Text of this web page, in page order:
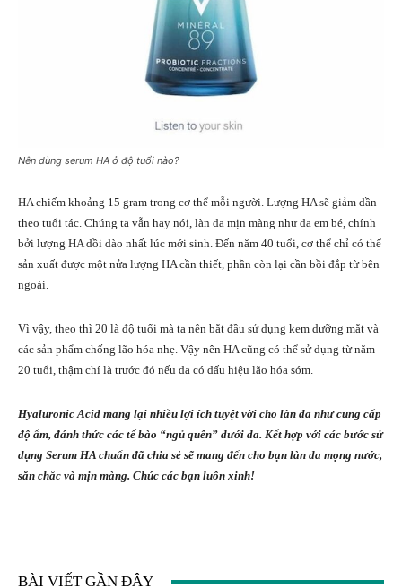
Nên dùng serum HA ở độ tuổi nào?
HA chiếm khoảng 15 gram trong cơ thể mỗi người. Lượng HA sẽ giảm dần
theo tuổi tác. Chúng ta vẫn hay nói, làn da mịn màng như da em bé, chính
bởi lượng HA dồi dào nhất lúc mới sinh. Đến năm 40 tuổi, cơ thể chỉ có thể
sản xuất được một nửa lượng HA cần thiết, phần còn lại cần bồi đắp từ bên
ngoài.
Vì vậy, theo thì 20 là độ tuổi mà ta nên bắt đầu sử dụng kem dưỡng mắt và
các sản phẩm chống lão hóa nhẹ. Vậy nên HA cũng có thể sử dụng từ năm
20 tuổi, thậm chí là trước đó nếu da có dấu hiệu lão hóa sớm.
Hyaluronic Acid mang lại nhiều lợi ích tuyệt vời cho làn da như cung cấp
độ ẩm, đánh thức các tế bào “ngủ quên” dưới da. Kết hợp với các bước sử
dụng Serum HA chuẩn đã chia sẻ sẽ mang đến cho bạn làn da mọng nước,
săn chắc và mịn màng. Chúc các bạn luôn xinh!
BÀI VIẾT GẦN ĐÂY